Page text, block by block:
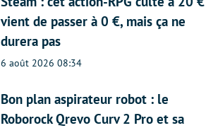
vient de passer à 0 €, mais ça ne
durera pas
6 août 2026 08:34
Bon plan aspirateur robot : le
Roborock Qrevo Curv 2 Pro et sa